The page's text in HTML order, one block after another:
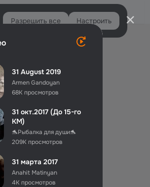
31 August 2019
Armen Gandoyan
68K просмотров
31 окт.2017 (До 15-го
КМ)
🐬Рыбалка для души🐬
209K просмотров
31 марта 2017
Anahit Matinyan
4K просмотров
Войти
Разрешить все Настроить